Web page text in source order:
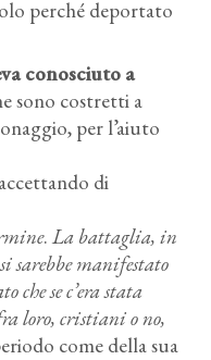
perché deportato
conosciuto a
sono costretti a
per l’aiuto
di
. La battaglia, in
sarebbe manifestato
se c’era stata
loro, cristiani o no,
come della sua